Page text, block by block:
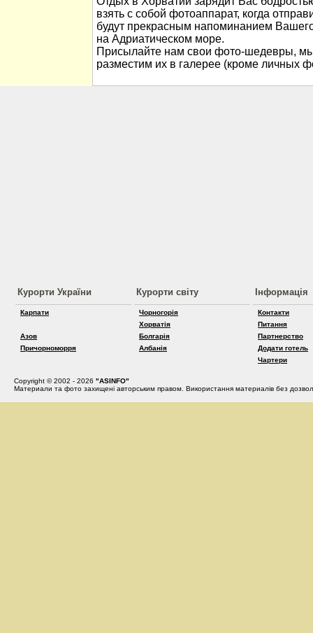
взять с собой фотоаппарат, когда
будут прекрасным напоминанием
на Адриатическом море.
Присылайте нам свои фото-шедевры, мы
разместим их в галерее (кроме личных
Курорти України
Карпати
Азов
Причорноморря
Курорти світу
Чорногорія
Хорватія
Болгарія
Албанія
Інформація
Контакти
Питання
Партнерство
Додати готель
Чартери
Copyright © 2002 - 2026 "ASINFO"
Материали та фото захищені авторським правом. Використання материалів без